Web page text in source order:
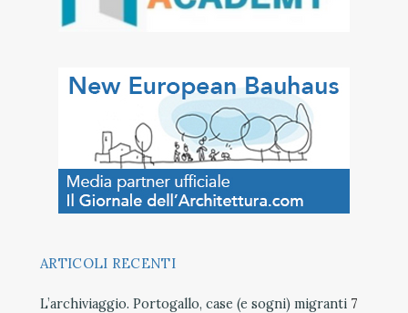
ARTICOLI RECENTI
L’archiviaggio. Portogallo, case (e sogni) migranti 7